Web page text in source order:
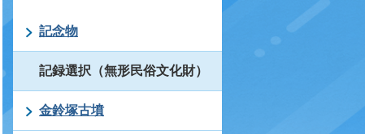
記念物
記録選択（無形民俗文化財）
金鈴塚古墳